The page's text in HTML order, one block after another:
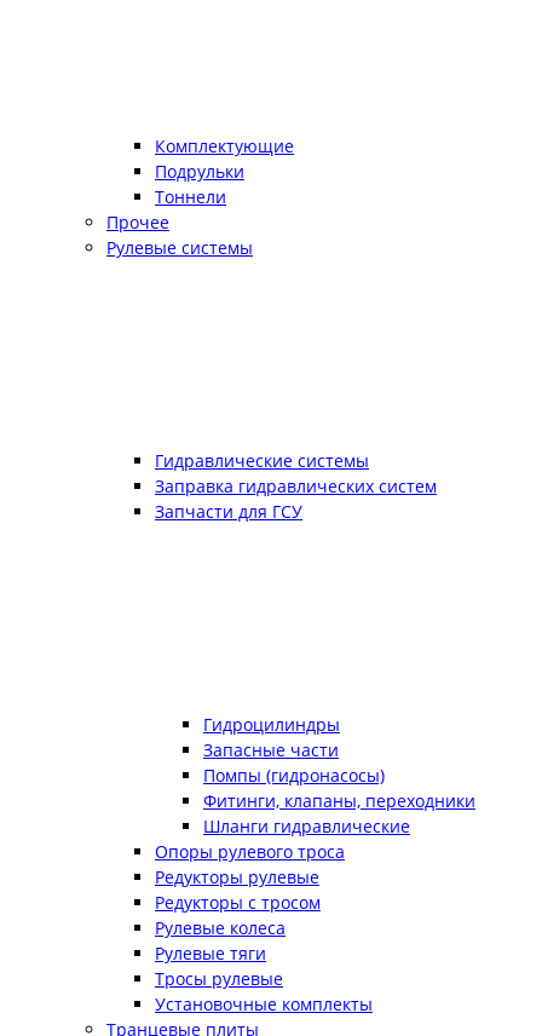
Комплектующие
Подрульки
Тоннели
Прочее
Рулевые системы
Гидравлические системы
Заправка гидравлических систем
Запчасти для ГСУ
Гидроцилиндры
Запасные части
Помпы (гидронасосы)
Фитинги, клапаны, переходники
Шланги гидравлические
Опоры рулевого троса
Редукторы рулевые
Редукторы с тросом
Рулевые колеса
Рулевые тяги
Тросы рулевые
Установочные комплекты
Транцевые плиты